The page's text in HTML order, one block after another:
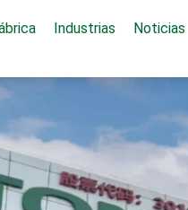
Industrias Noticias